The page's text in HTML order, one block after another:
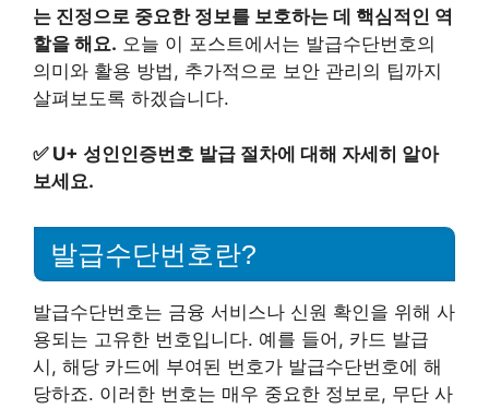
는 진정으로 중요한 정보를 보호하는 데 핵심적인 역
할을 해요. 오늘 이 포스트에서는 발급수단번호의
의미와 활용 방법, 추가적으로 보안 관리의 팁까지
살펴보도록 하겠습니다.
✅ U+ 성인인증번호 발급 절차에 대해 자세히 알아
보세요.
발급수단번호란?
발급수단번호는 금융 서비스나 신원 확인을 위해 사
용되는 고유한 번호입니다. 예를 들어, 카드 발급
시, 해당 카드에 부여된 번호가 발급수단번호에 해
당하죠. 이러한 번호는 매우 중요한 정보로, 무단 사